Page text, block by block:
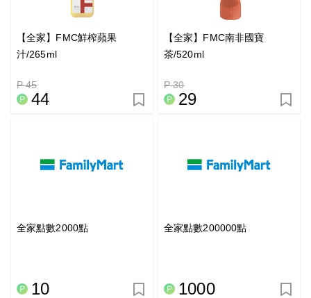
【全家】FMC鮮榨蘋果
汁/265ml
P 45
44
【全家】FMC南非國寶
茶/520ml
P 30
29
全家點數2000點
10
全家點數200000點
1000